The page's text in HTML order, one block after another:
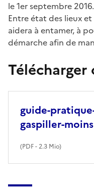
le 1er septembre 2016.
Entre état des lieux
aidera à entamer, à
démarche afin de
Télécharger
guide-
gaspiller-moins
(PDF- 2.3 Mio)